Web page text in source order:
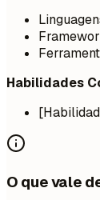
Habilidades
O que vale